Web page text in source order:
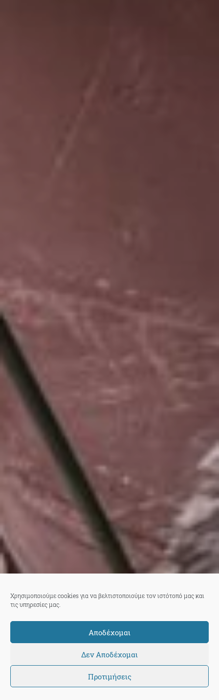
Χρησιμοποιούμε cookies για να βελτιστοποιούμε τον ιστότοπό μας και
τις υπηρεσίες μας.
Αποδέχομαι
Δεν Αποδέχομαι
Προτιμήσεις